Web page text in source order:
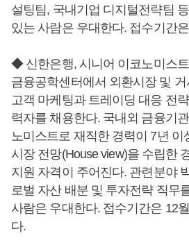
설팅팀, 국내기업 디지털전략팀
있는 사람은 우대한다. 접수기간
◆ 신한은행, 시니어 이코노미스
금융공학센터에서 외환시장 및
고객 마케팅과 트레이딩 대응 전
력자를 채용한다. 국내외 금융기
노미스트로 재직한 경력이 7년 이
시장 전망(House view)을 수립한
지원 자격이 주어진다. 관련분야
로벌 자산 배분 및 투자전략 직무
사람은 우대한다. 접수기간은 12
다.